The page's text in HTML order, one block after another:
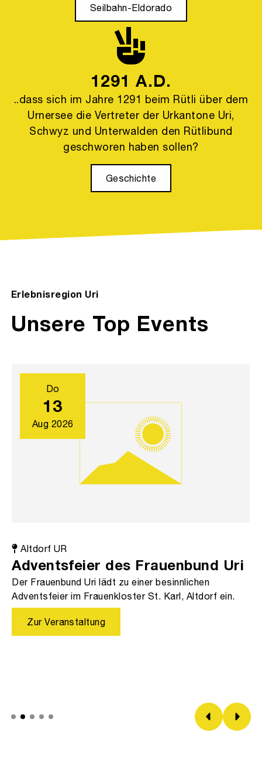
Seilbahn-Eldorado
1291 A.D.
..dass sich im Jahre 1291 beim Rütli über dem
Urnersee die Vertreter der Urkantone Uri,
Schwyz und Unterwalden den Rütlibund
geschworen haben sollen?
Geschichte
Erlebnisregion Uri
Unsere Top Events
Do
13
Aug 2026
Altdorf UR
Adventsfeier des Frauenbund Uri
Der Frauenbund Uri lädt zu einer besinnlichen
Adventsfeier im Frauenkloster St. Karl, Altdorf ein.
Zur Veranstaltung